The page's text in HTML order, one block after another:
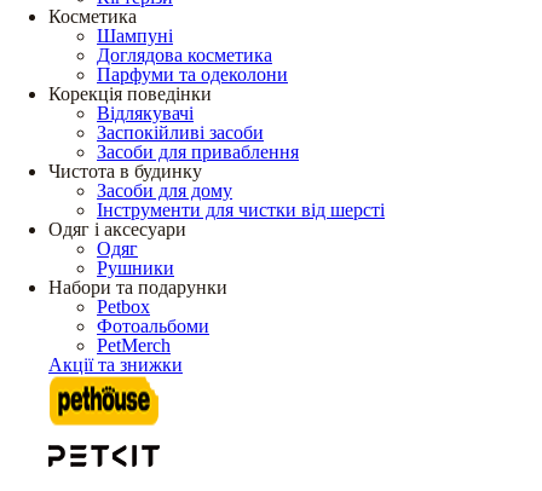
Косметика
Шампуні
Доглядова косметика
Парфуми та одеколони
Корекція поведінки
Відлякувачі
Заспокійливі засоби
Засоби для приваблення
Чистота в будинку
Засоби для дому
Інструменти для чистки від шерсті
Одяг і аксесуари
Одяг
Рушники
Набори та подарунки
Petbox
Фотоальбоми
PetMerch
Акції та знижки